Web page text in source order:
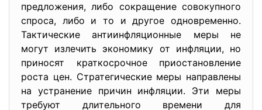
предложения, либо сокращение совокупного
спроса, либо и то и другое одновременно.
Тактические антиинфляционные меры не
могут излечить экономику от инфляции, но
приносят краткосрочное приостановление
роста цен. Стратегические меры направлены
на устранение причин инфляции. Эти меры
требуют длительного времени для